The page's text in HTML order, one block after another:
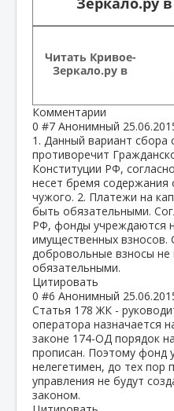
Читать Кривое-
Зеркало.ру в
Комментарии
0 #7 Анонимный
1. Данный вариант сбора
противоречит
Конституции РФ,
несет бремя содержания
чужого. 2. Платежи на
быть обязательными.
РФ, фонды учреждаются
имущественных взносов.
добровольные взносы не
обязательными.
Цитировать
0 #6 Анонимный
Статья 178 ЖК -
оператора назначается
законе 174-ОД порядок
прописан. Поэтому фонд
нелегетимен, до тех пор
управления не будут
законом.